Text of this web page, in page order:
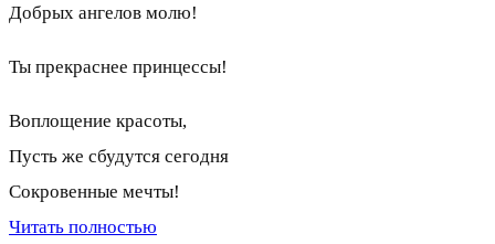
Добрых ангелов молю!
Ты прекраснее принцессы!
Воплощение красоты,
Пусть же сбудутся сегодня
Сокровенные мечты!
Читать полностью